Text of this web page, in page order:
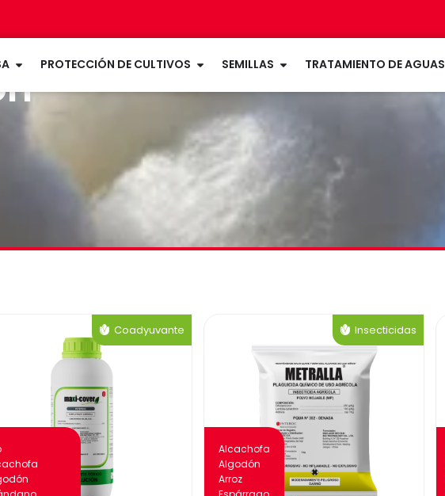
Open LA EMPRESA
PROTECCIÓN DE CULTIVOS Open PROTECCIÓN DE CULTIVOS
SEMILLAS Open SEMILLAS
TRATAMIENTO DE AGUAS
Coadyuvante
Alcachofa
Algodón
Arroz
Insecticidas